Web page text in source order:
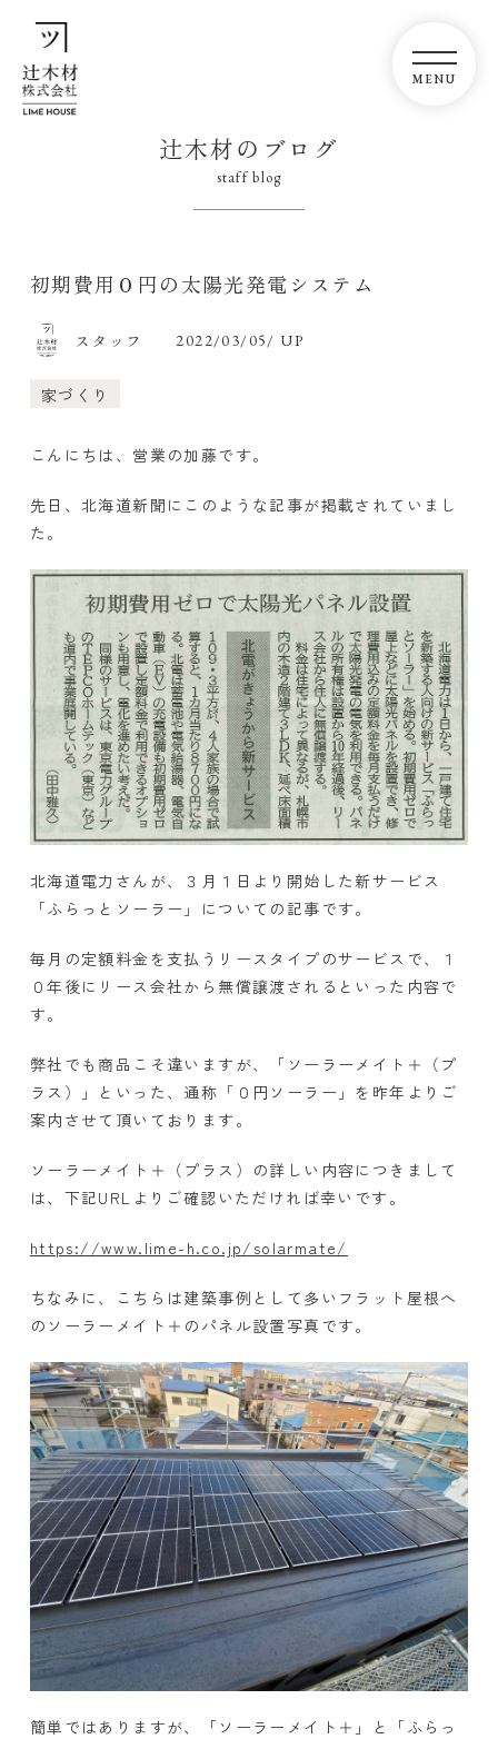
辻木材のブログ
staff blog
初期費用０円の太陽光発電システム
スタッフ 2022/03/05/ UP
家づくり
こんにちは、営業の加藤です。
先日、北海道新聞にこのような記事が掲載されていまし
た。
北海道電力さんが、３月１日より開始した新サービス
「ふらっとソーラー」についての記事です。
毎月の定額料金を支払うリースタイプのサービスで、１
０年後にリース会社から無償譲渡されるといった内容で
す。
弊社でも商品こそ違いますが、「ソーラーメイト＋（プ
ラス）」といった、通称「０円ソーラー」を昨年よりご
案内させて頂いております。
ソーラーメイト＋（プラス）の詳しい内容につきまして
は、下記URLよりご確認いただければ幸いです。
https://www.lime-h.co.jp/solarmate/
ちなみに、こちらは建築事例として多いフラット屋根へ
のソーラーメイト＋のパネル設置写真です。
簡単ではありますが、「ソーラーメイト＋」と「ふらっ